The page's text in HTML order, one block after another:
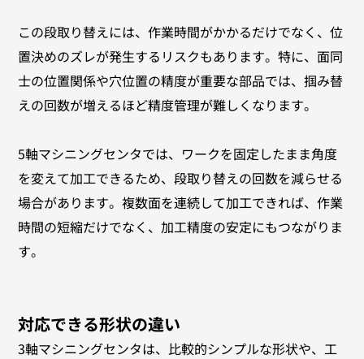
この段取り替えには、作業時間がかかるだけでなく、位
置決めのズレが発生するリスクもあります。特に、面同
士の位置関係や穴位置の精度が重要な部品では、掴み替
えの回数が増えるほど精度管理が難しくなります。
5軸マシニングセンタでは、ワークを固定したまま角度
を変えて加工できるため、段取り替えの回数を減らせる
場合があります。複数面を連続して加工できれば、作業
時間の短縮だけでなく、加工精度の安定にもつながりま
す。
対応できる形状の違い
3軸マシニングセンタは、比較的シンプルな形状や、工